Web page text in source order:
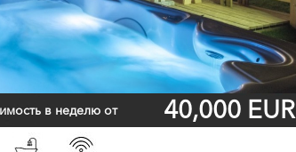
в неделю от 40,000 EUR